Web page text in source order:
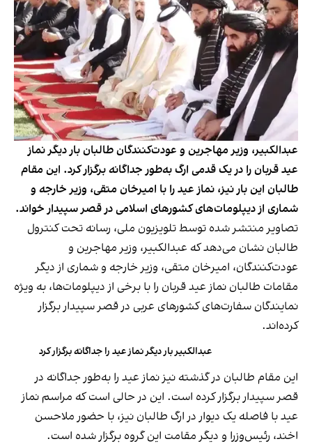
عبدالکبیر، وزیر مهاجرین و عودت‌کنندگان طالبان بار دیگر نماز
عید قربان را در یک قدمی ارگ به‌طور جداگانه برگزار کرد. این مقام
طالبان این بار نیز، نماز عید را با امیرخان متقی، وزیر خارجه و
شماری از دیپلومات‌های کشورهای اسلامی در قصر سپیدار خواند.
تصاویر منتشر شده توسط تلویزیون ملی، رسانه تحت کنترول
طالبان نشان می‌دهد که عبدالکبیر، وزیر مهاجرین و
عودت‌کنندگان، امیرخان متقی، وزیر خارجه و شماری از دیگر
مقامات طالبان نماز عید قربان را با برخی از دیپلومات‌ها، به ویژه
نمایندگان سفارت‌های کشورهای عربی در قصر سپیدار برگزار
کرده‌اند.
عبدالکبیر بار دیگر نماز عید را جداگانه برگزار کرد
این مقام طالبان در گذشته نیز نماز عید را به‌طور جداگانه در
قصر سپیدار برگزار کرده است. این در حالی است که مراسم نماز
عید با فاصله یک دیوار در ارگ طالبان نیز، با حضور ملاحسن
اخند، رئیس‌وزرا و دیگر مقامت این گروه برگزار شده است.